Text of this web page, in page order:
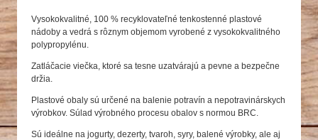
Vysokokvalitné, 100 % recyklovateľné tenkostenné plastové
nádoby a vedrá s rôznym objemom vyrobené z vysokokvalitného
polypropylénu.
Zatláčacie viečka, ktoré sa tesne uzatvárajú a pevne a bezpečne
držia.
Plastové obaly sú určené na balenie potravín a nepotravinárskych
výrobkov. Súlad výrobného procesu obalov s normou BRC.
Sú ideálne na jogurty, dezerty, tvaroh, syry, balené výrobky, ale aj